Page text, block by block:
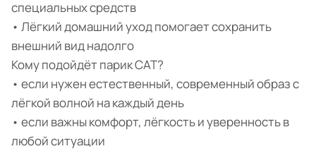
специальных средств
• Лёгкий домашний уход помогает сохранить
внешний вид надолго
Кому подойдёт парик CAT?
• если нужен естественный, современный образ с
лёгкой волной на каждый день
• если важны комфорт, лёгкость и уверенность в
любой ситуации